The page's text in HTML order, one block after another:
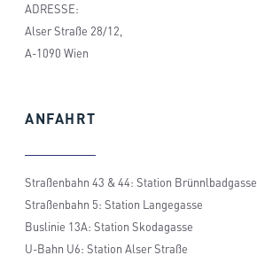
ADRESSE:
Alser Straße 28/12,
A-1090 Wien
ANFAHRT
Straßenbahn 43 & 44: Station Brünnlbadgasse
Straßenbahn 5: Station Langegasse
Buslinie 13A: Station Skodagasse
U-Bahn U6: Station Alser Straße